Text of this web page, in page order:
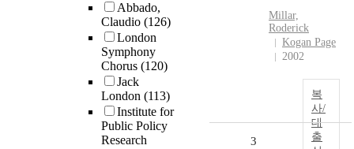
Abbado,
Claudio (126)
London
Symphony
Chorus (120)
Jack
London (113)
Institute for
Public Policy
Research
Millar,
Roderick
Kogan Page
2002
복
사/
대
출
3